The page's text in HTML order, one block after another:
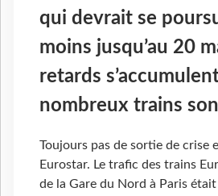
qui devrait se
moins jusqu’au 20
retards
nombreux trains
Toujours pas de sortie de crise
Eurostar. Le trafic des trains
de la Gare du Nord à Paris